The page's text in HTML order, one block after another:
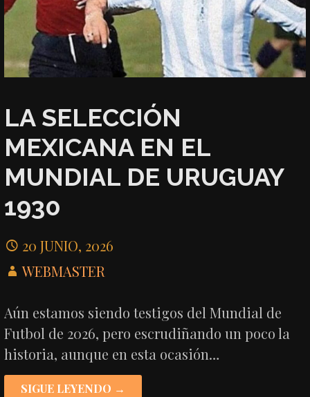
LA SELECCIÓN
MEXICANA EN EL
MUNDIAL DE URUGUAY
1930
20 JUNIO, 2026
WEBMASTER
Aún estamos siendo testigos del Mundial de
Futbol de 2026, pero escrudiñando un poco la
historia, aunque en esta ocasión…
SIGUE LEYENDO →